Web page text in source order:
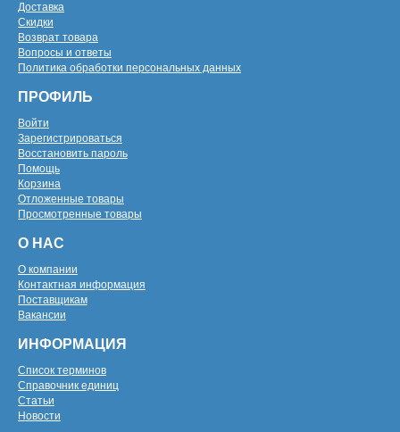
Доставка
Скидки
Возврат товара
Вопросы и ответы
Политика обработки персональных данных
ПРОФИЛЬ
Войти
Зарегистрироваться
Восстановить пароль
Помощь
Корзина
Отложенные товары
Просмотренные товары
О НАС
О компании
Контактная информация
Поставщикам
Вакансии
ИНФОРМАЦИЯ
Список терминов
Справочник единиц
Статьи
Новости